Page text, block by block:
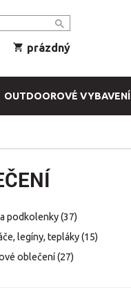
prázdný
OUTDOOROVÉ VYBAVENÍ
podkolenky(37)
legíny, tepláky(15)
oblečení(27)